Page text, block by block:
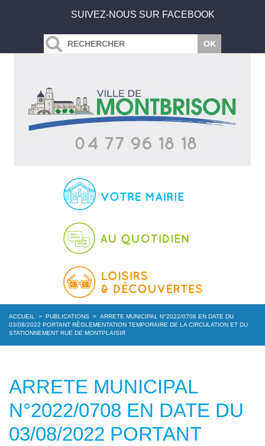
SUIVEZ-NOUS SUR FACEBOOK
ACCUEIL > PUBLICATIONS > ARRETE MUNICIPAL N°2022/0708 EN DATE DU
03/08/2022 PORTANT RÈGLEMENTATION TEMPORAIRE DE LA CIRCULATION ET DU
STATIONNEMENT RUE DE MONTPLAISIR
ARRETE MUNICIPAL
N°2022/0708 EN DATE DU
03/08/2022 PORTANT